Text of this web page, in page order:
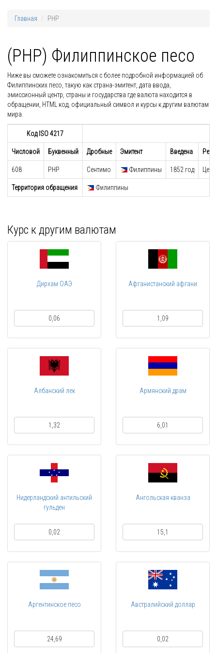
Главная PHP
(PHP) Филиппинское песо
Ниже вы сможете ознакомиться с более подробной информацией об
Филиппинских песо, такую как страна-эмитент, дата ввода,
эмиссионный центр, страны и государства где валюта находится в
обращении, HTML код, официальный символ и курсы к другим валютам
мира.
Код ISO 4217
Числовой Буквенный Дробные Эмитент Введена
608 PHP Сентимо Филиппины 1852 год
Территория обращения Филиппины
Курс к другим валютам
Дирхам ОАЭ
0,06
Афганистанский афгани
1,09
Албанский лек
1,32
Армянский драм
6,01
Нидерландский антильский
гульден
0,02
Ангольская кванза
15,1
Аргентинское песо
24,69
Австралийский доллар
0,02